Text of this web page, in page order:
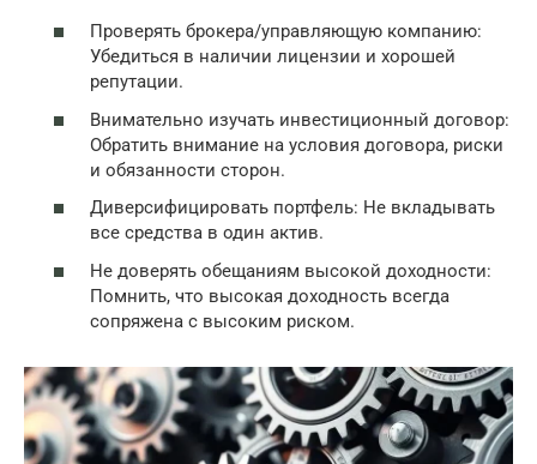
Проверять брокера/управляющую компанию:
Убедиться в наличии лицензии и хорошей
репутации.
Внимательно изучать инвестиционный договор:
Обратить внимание на условия договора, риски
и обязанности сторон.
Диверсифицировать портфель: Не вкладывать
все средства в один актив.
Не доверять обещаниям высокой доходности:
Помнить, что высокая доходность всегда
сопряжена с высоким риском.